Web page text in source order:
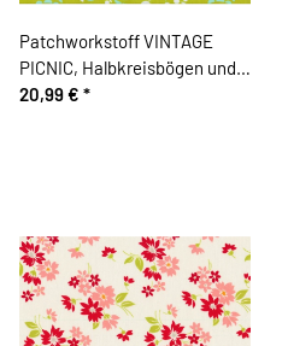
Patchworkstoff VINTAGE
PICNIC, Halbkreisbögen und
Kugel-Kirschen, limette-
20,99 € *